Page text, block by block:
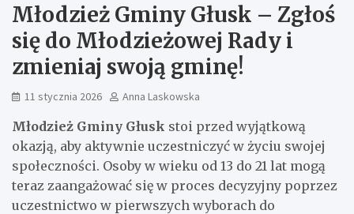
Młodzież Gminy Głusk – Zgłoś
się do Młodzieżowej Rady i
zmieniaj swoją gminę!
11 stycznia 2026 Anna Laskowska
Młodzież Gminy Głusk stoi przed wyjątkową
okazją, aby aktywnie uczestniczyć w życiu swojej
społeczności. Osoby w wieku od 13 do 21 lat mogą
teraz zaangażować się w proces decyzyjny poprzez
uczestnictwo w pierwszych wyborach do